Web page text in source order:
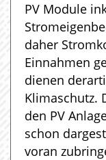
PV Module
daher
Einnahmen
dienen
Klimaschutz.
den PV
schon
voran